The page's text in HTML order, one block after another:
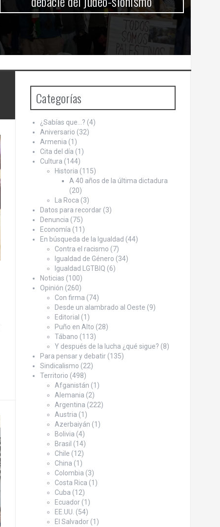
Categorías
¿Sabías que…? (4)
Aniversario (32)
Armenia (1)
Cita del día (1)
Cultura (144)
Historia (115)
A 40 años de la última dictadura
(20)
La Roca (3)
Datos para recordar(3)
Denuncia (75)
Economía (11)
En búsqueda de la Igualdad (44)
Contra el racismo (7)
Igualdad de Género (34)
Igualdad LGTBIQ (6)
Noticias (100)
Opinión (260)
Con firma (74)
Desde un alambrado al Oeste (9)
Editorial (1)
Puño en Alto (28)
Tábano (113)
Y después de la lucha ¿qué sigue? (8)
Para pensar y debatir(135)
Sindicalismo (22)
Territorio (498)
Afganistán (1)
Alemania (2)
Argentina (222)
Austria (1)
Azerbaiyán (1)
Bolivia (4)
Brasil (14)
Chile (12)
China (1)
Colombia (3)
Costa Rica (1)
Cuba (12)
Ecuador(1)
EE.UU. (54)
El Salvador(1)